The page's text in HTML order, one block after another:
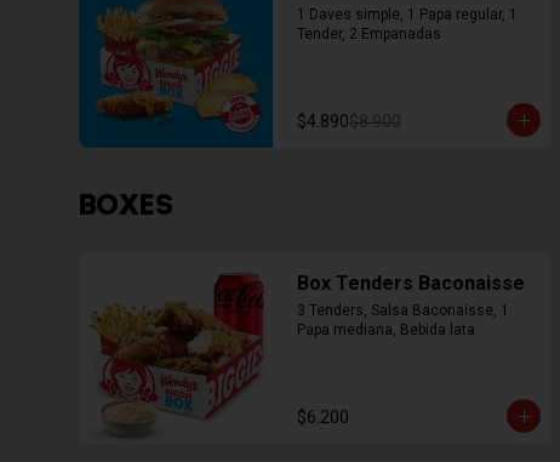
1 Daves simple, 1 Papa regular, 1
Tender, 2 Empanadas
$4.890$8.900
BOXES
Box Tenders Baconaisse
3 Tenders, Salsa Baconaisse, 1
Papa mediana, Bebida lata
$6.200